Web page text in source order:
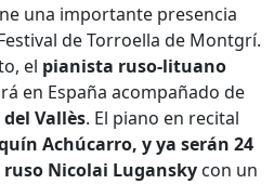
una importante presencia
de Torroella de Montgrí.
el pianista ruso-lituano
en España acompañado de
Vallès. El piano en recital
Achúcarro, y ya serán 24
Nicolai Lugansky con un